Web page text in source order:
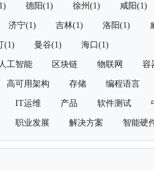
德阳(1) 徐州(1) 咸阳(1)
济宁(1) 吉林(1) 洛阳(1)
(1) 曼谷(1) 海口(1)
人工智能 区块链 物联网 容
高可用架构 存储 编程语言
IT运维 产品 软件测试
职业发展 解决方案 智能硬